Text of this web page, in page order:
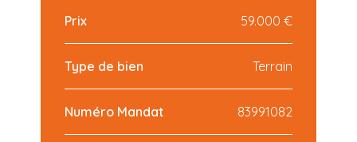
Prix 59.000 €
Type de bien Terrain
Numéro Mandat 83991082